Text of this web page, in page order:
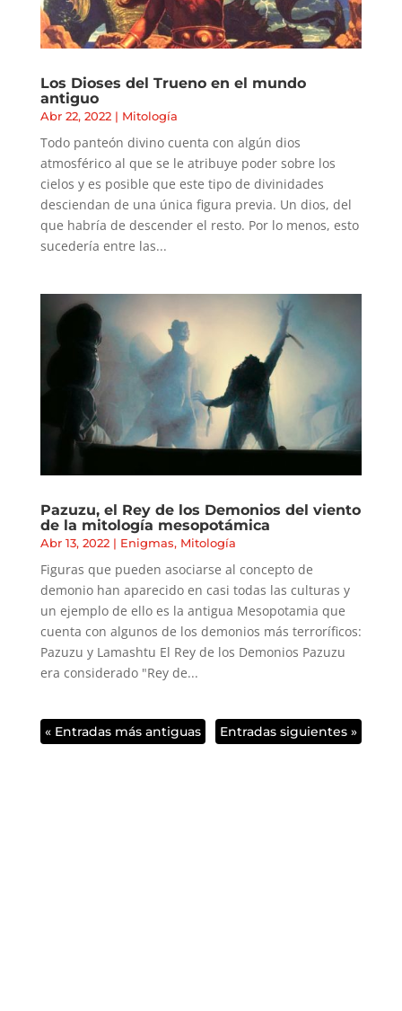
Los Dioses del Trueno en el mundo
antiguo
Abr 22, 2022| Mitología
Todo panteón divino cuenta con algún dios
atmosférico al que se le atribuye poder sobre los
cielos y es posible que este tipo de divinidades
desciendan de una única figura previa. Un dios, del
que habría de descender el resto. Por lo menos, esto
sucedería entre las...
Pazuzu, el Rey de los Demonios del viento
de la mitología mesopotámica
Abr 13, 2022| Enigmas, Mitología
Figuras que pueden asociarse al concepto de
demonio han aparecido en casi todas las culturas y
un ejemplo de ello es la antigua Mesopotamia que
cuenta con algunos de los demonios más terroríficos:
Pazuzu y Lamashtu El Rey de los Demonios Pazuzu
era considerado "Rey de...
« Entradas más antiguas Entradas siguientes »